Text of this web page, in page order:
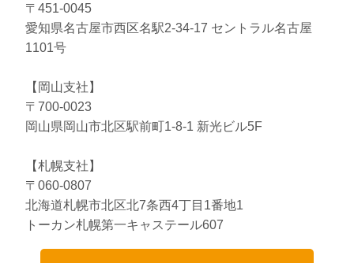
〒451-0045
愛知県名古屋市西区名駅2-34-17 セントラル名古屋
1101号
【岡山支社】
〒700-0023
岡山県岡山市北区駅前町1-8-1 新光ビル5F
【札幌支社】
〒060-0807
北海道札幌市北区北7条西4丁目1番地1
トーカン札幌第一キャステール607